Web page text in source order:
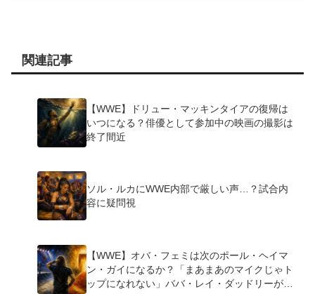
関連記事
【WWE】ドリュー・マッキンタイアの復帰は
いつになる？俳優として参加中の映画の撮影は
終了間近
ソル・ルカにWWE内部で厳しい声…？試合内
容に疑問視
【WWE】オバ・フェミは次のポール・ヘイマ
ン・ガイになるか？「まあまあのマイクじゃト
ップになれない」ババ・レイ・ダッドリーが指